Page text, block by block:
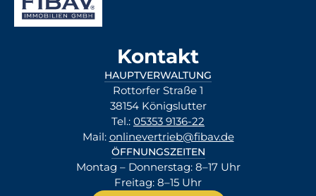
Kontakt
HAUPTVERWALTUNG
Rottorfer Straße 1
38154 Königslutter
Tel.: 05353 9136-22
Mail: onlinevertrieb@fibav.de
ÖFFNUNGSZEITEN
Montag – Donnerstag: 8–17 Uhr
Freitag: 8–15 Uhr